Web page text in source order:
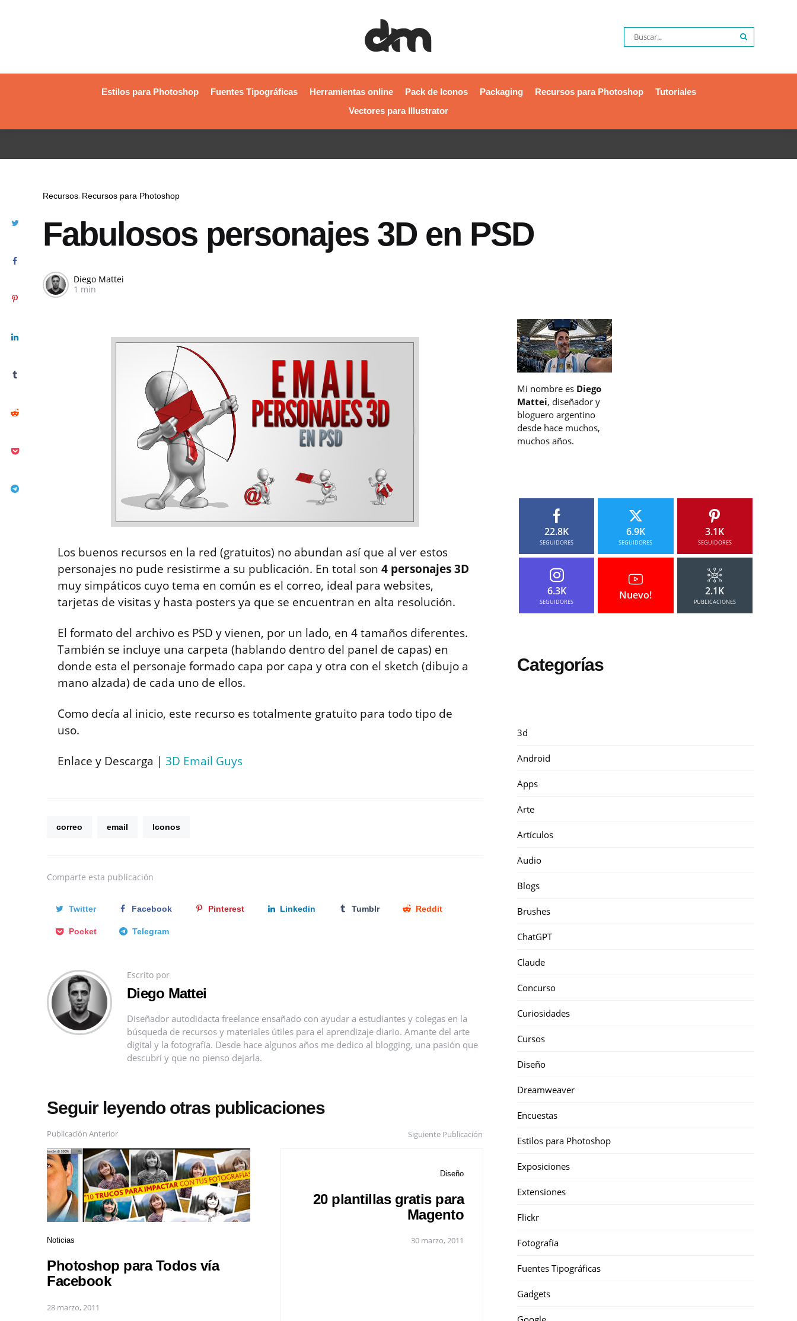
Estilos para Photoshop Fuentes Tipográficas Herramientas online Pack de Iconos Packaging Recursos para Photoshop
Tutoriales
Vectores para Illustrator
Recursos Recursos para Photoshop
Fabulosos personajes 3D en PSD
Diego Mattei
1 min
Los buenos recursos en la red (gratuitos) no abundan así que al ver estos
personajes no pude resistirme a su publicación. En total son 4 personajes 3D
muy simpáticos cuyo tema en común es el correo, ideal para websites,
tarjetas de visitas y hasta posters ya que se encuentran en alta resolución.
El formato del archivo es PSD y vienen, por un lado, en 4 tamaños diferentes.
También se incluye una carpeta (hablando dentro del panel de capas) en
donde esta el personaje formado capa por capa y otra con el sketch (dibujo a
mano alzada) de cada uno de ellos.
Como decía al inicio, este recurso es totalmente gratuito para todo tipo de
uso.
Enlace y Descarga | 3D Email Guys
correo email Iconos
Comparte esta publicación
Twitter Facebook Pinterest Linkedin Tumblr Reddit
Pocket Telegram
Escrito por
Diego Mattei
Diseñador autodidacta freelance ensañado con ayudar a estudiantes y colegas en la
búsqueda de recursos y materiales útiles para el aprendizaje diario. Amante del arte
digital y la fotografía. Desde hace algunos años me dedico al blogging, una pasión que
descubrí y que no pienso dejarla.
Seguir leyendo otras publicaciones
Publicación Anterior
Noticias
Photoshop para Todos vía
Facebook
28 marzo, 2011
Siguiente Publicación
Diseño
20 plantillas gratis para
Magento
30 marzo, 2011
Mi nombre es Diego
Mattei, diseñador y
bloguero argentino
desde hace muchos,
muchos años.
22.8K
SEGUIDORES
6.9K
SEGUIDORES
3.1K
SEGUIDORES
6.3K
SEGUIDORES
Nuevo! 2.1K
PUBLICACIONES
Categorías
3d
Android
Apps
Arte
Artículos
Audio
Blogs
Brushes
ChatGPT
Claude
Concurso
Curiosidades
Cursos
Diseño
Dreamweaver
Encuestas
Estilos para Photoshop
Exposiciones
Extensiones
Flickr
Fotografía
Fuentes Tipográficas
Gadgets